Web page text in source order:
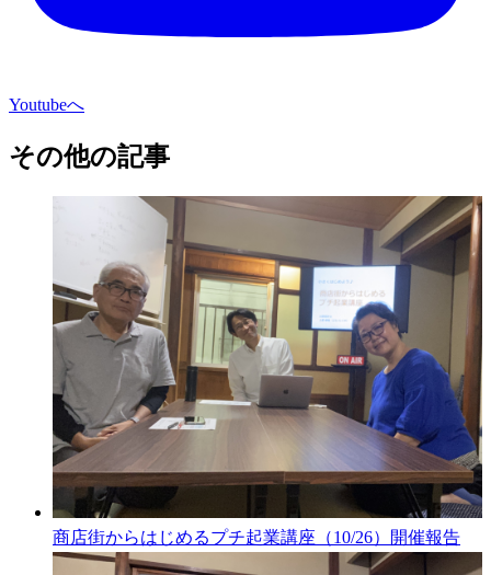
Youtubeへ
その他の記事
商店街からはじめるプチ起業講座（10/26）開催報告